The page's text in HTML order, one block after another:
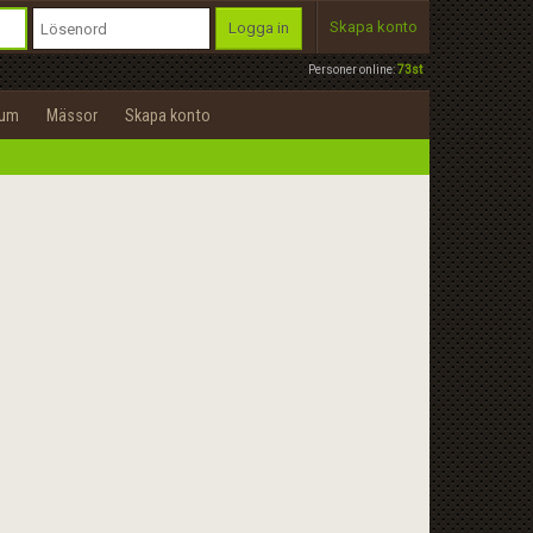
Personer online:73st
Logga in Skapa konto
Mässor Skapa konto